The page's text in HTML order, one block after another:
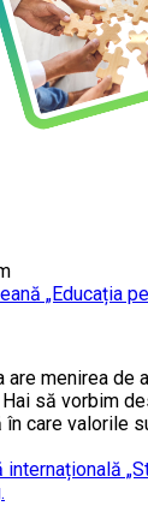
„Educația
are menirea de
să vorbim
care valorile